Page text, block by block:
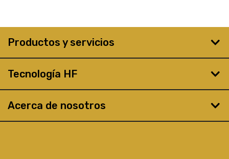
Productos y servicios
Tecnología HF
Acerca de nosotros